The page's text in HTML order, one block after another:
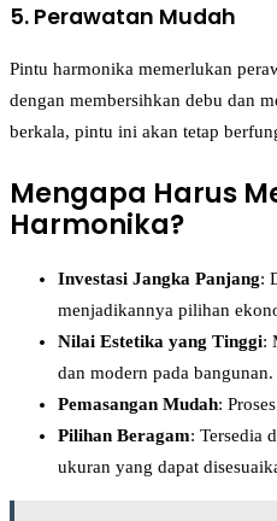
5. Perawatan Mudah
Pintu harmonika memerlukan
dengan membersihkan debu dan
berkala, pintu ini akan tetap
Mengapa Harus
Harmonika?
Investasi Jangka Panjang:
menjadikannya pilihan
Nilai Estetika yang Tinggi:
dan modern pada bangunan.
Pemasangan Mudah:
Pilihan Beragam: Tersedia
ukuran yang dapat